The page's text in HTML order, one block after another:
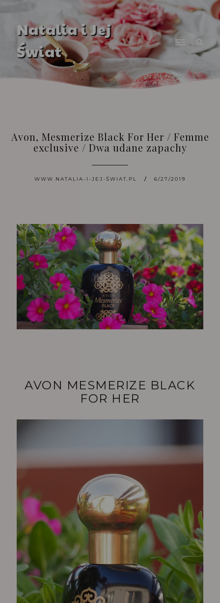
Natalia i Jej
Świat
Avon, Mesmerize Black For Her / Femme
exclusive / Dwa udane zapachy
WWW.NATALIA-I-JEJ-ŚWIAT.PL 6/27/2019
AVON MESMERIZE BLACK
FOR HER